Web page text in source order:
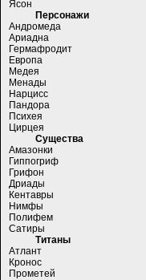
Ясон
Персонажи
Андромеда
Ариадна
Гермафродит
Европа
Медея
Менады
Нарцисс
Пандора
Психея
Цирцея
Существа
Амазонки
Гиппогриф
Грифон
Дриады
Кентавры
Нимфы
Полифем
Сатиры
Титаны
Атлант
Кронос
Прометей